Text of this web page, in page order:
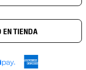
EN TIENDA